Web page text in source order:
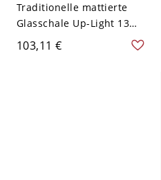
Traditionelle mattierte
Glasschale Up-Light 13
Zoll Deckenleuchte - 110V-
120V Design 2
103,11 €